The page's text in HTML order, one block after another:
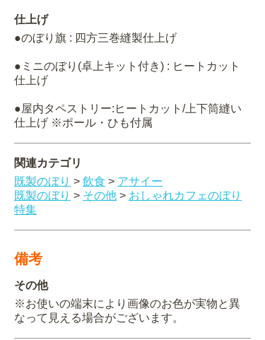
仕上げ
●のぼり旗 : 四方三巻縫製仕上げ
●ミニのぼり(卓上キット付き) : ヒートカット
仕上げ
●屋内タペストリー:ヒートカット/上下筒縫い
仕上げ ※ポール・ひも付属
関連カテゴリ
既製のぼり > 飲食 > アサイー
既製のぼり > その他 > おしゃれカフェのぼり
特集
備考
その他
※お使いの端末により画像のお色が実物と異
なって見える場合がございます。